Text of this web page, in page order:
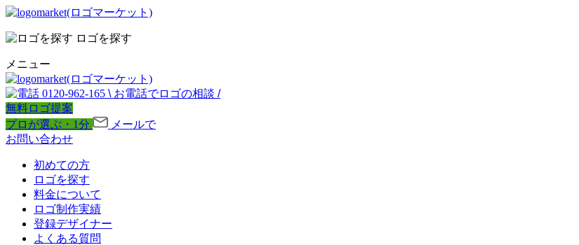
ロゴを探す
メニュー
0120-962-165 \ お電話でロゴの相談 /
無料ロゴ提案
プロが選ぶ・1分
メールで
お問い合わせ
初めての方
ロゴを探す
料金について
ロゴ制作実績
登録デザイナー
よくある質問